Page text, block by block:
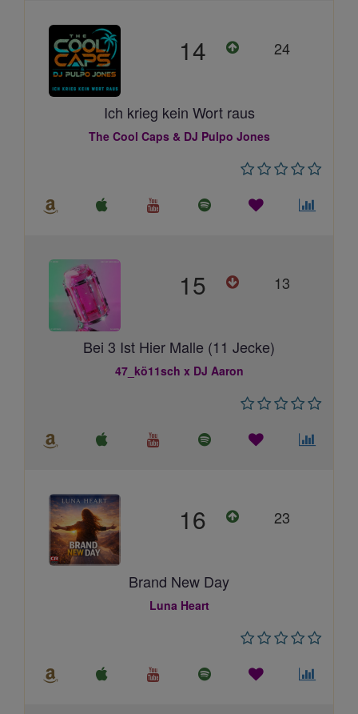
14 24
Ich krieg kein Wort raus
The Cool Caps & DJ Pulpo Jones
15 13
Bei 3 Ist Hier Malle (11 Jecke)
47_kö11sch x DJ Aaron
16 23
Brand New Day
Luna Heart